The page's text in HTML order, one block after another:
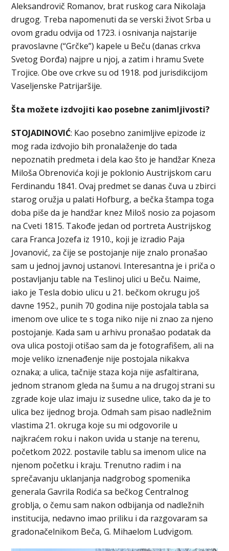
Aleksandrovič Romanov, brat ruskog cara Nikolaja
drugog. Treba napomenuti da se verski život Srba u
ovom gradu odvija od 1723. i osnivanja najstarije
pravoslavne (“Grčke”) kapele u Beču (danas crkva
Svetog Đorđa) najpre u njoj, a zatim i hramu Svete
Trojice. Obe ove crkve su od 1918. pod jurisdikcijom
Vaseljenske Patrijaršije.
Šta možete izdvojiti kao posebne zanimljivosti?
STOJADINOVIĆ: Kao posebno zanimljive epizode iz
mog rada izdvojio bih pronalaženje do tada
nepoznatih predmeta i dela kao što je handžar Kneza
Miloša Obrenovića koji je poklonio Austrijskom caru
Ferdinandu 1841. Ovaj predmet se danas čuva u zbirci
starog oružja u palati Hofburg, a bečka štampa toga
doba piše da je handžar knez Miloš nosio za pojasom
na Cveti 1815. Takođe jedan od portreta Austrijskog
cara Franca Jozefa iz 1910., koji je izradio Paja
Jovanović, za čije se postojanje nije znalo pronašao
sam u jednoj javnoj ustanovi. Interesantna je i priča o
postavljanju table na Teslinoj ulici u Beču. Naime,
iako je Tesla dobio ulicu u 21. bečkom okrugu još
davne 1952., punih 70 godina nije postojala tabla sa
imenom ove ulice te s toga niko nije ni znao za njeno
postojanje. Kada sam u arhivu pronašao podatak da
ova ulica postoji otišao sam da je fotografišem, ali na
moje veliko iznenađenje nije postojala nikakva
oznaka; a ulica, tačnije staza koja nije asfaltirana,
jednom stranom gleda na šumu a na drugoj strani su
zgrade koje ulaz imaju iz susedne ulice, tako da je to
ulica bez ijednog broja. Odmah sam pisao nadležnim
vlastima 21. okruga koje su mi odgovorile u
najkraćem roku i nakon uvida u stanje na terenu,
početkom 2022. postavile tablu sa imenom ulice na
njenom početku i kraju. Trenutno radim i na
sprečavanju uklanjanja nadgrobog spomenika
generala Gavrila Rodića sa bečkog Centralnog
groblja, o čemu sam nakon odbijanja od nadležnih
institucija, nedavno imao priliku i da razgovaram sa
gradonačelnikom Beča, G. Mihaelom Ludvigom.